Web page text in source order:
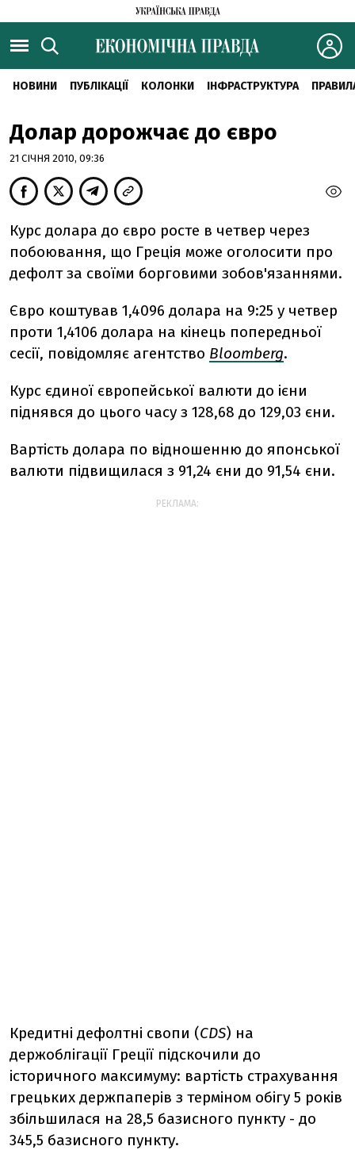
НОВИНИ ПУБЛІКАЦІЇ КОЛОНКИ ІНФРАСТРУКТУРА
Долар дорожчає до євро
21 СІЧНЯ 2010, 09:36
Курс долара до євро росте в четвер через
побоювання, що Греція може оголосити про
дефолт за своїми борговими зобов'язаннями.
Євро коштував 1,4096 долара на 9:25 у четвер
проти 1,4106 долара на кінець попередньої
сесії, повідомляє агентство Bloomberg.
Курс єдиної європейської валюти до ієни
піднявся до цього часу з 128,68 до 129,03 єни.
Вартість долара по відношенню до японської
валюти підвищилася з 91,24 єни до 91,54 єни.
РЕКЛАМА:
Кредитні дефолтні свопи (CDS) на
держоблігації Греції підскочили до
історичного максимуму: вартість страхування
грецьких держпаперів з терміном обігу 5 років
збільшилася на 28,5 базисного пункту - до
345,5 базисного пункту.